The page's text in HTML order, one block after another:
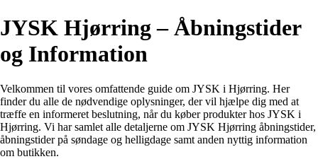
JYSK Hjørring – Åbningstider
og Information
Velkommen til vores omfattende guide om JYSK i Hjørring. Her
finder du alle de nødvendige oplysninger, der vil hjælpe dig med at
træffe en informeret beslutning, når du køber produkter hos JYSK i
Hjørring. Vi har samlet alle detaljerne om JYSK Hjørring åbningstider,
åbningstider på søndage og helligdage samt anden nyttig information
om butikken.